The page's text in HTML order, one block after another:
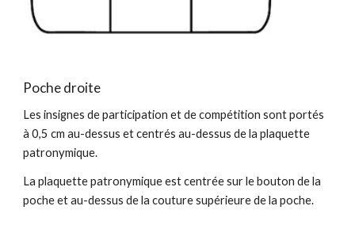
Pochedroite
Les insignes de participation et de compétition sont portés
à 0,5 cm au-dessus et centrés au-dessus de la plaquette
patronymique.
La plaquette patronymique est centrée sur le bouton de la
poche et au-dessus de la couture supérieure de la poche.